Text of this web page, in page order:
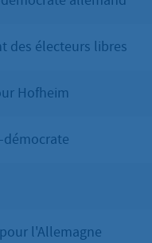
des électeurs libres
Hofheim
démocrate
l'Allemagne